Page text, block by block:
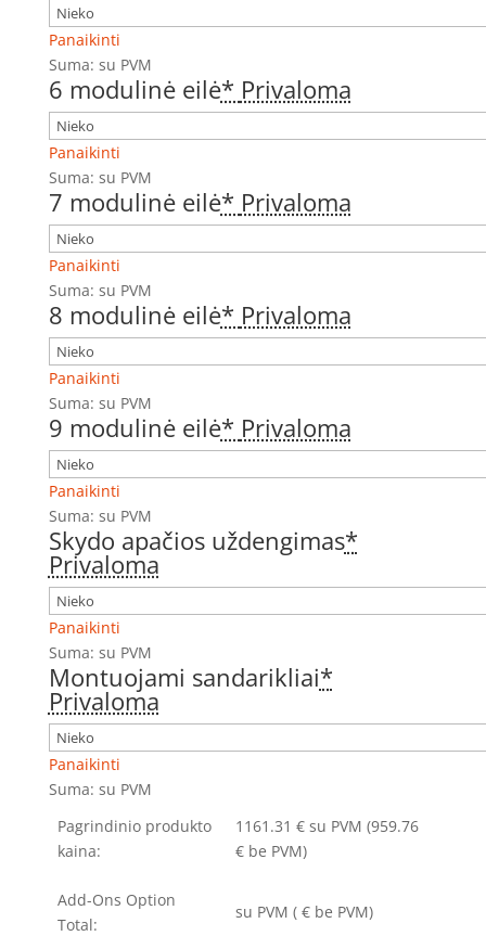
Panaikinti
Suma: su PVM
6 modulinė eilė* Privaloma
Panaikinti
Suma: su PVM
7 modulinė eilė* Privaloma
Panaikinti
Suma: su PVM
8 modulinė eilė* Privaloma
Panaikinti
Suma: su PVM
9 modulinė eilė* Privaloma
Panaikinti
Suma: su PVM
Skydo apačios uždengimas*
Privaloma
Panaikinti
Suma: su PVM
Montuojami sandarikliai*
Privaloma
Panaikinti
Suma: su PVM
Pagrindinio produkto
kaina:
1161.31 € su PVM (959.76
€ be PVM)
Add-Ons Option
Total:
su PVM ( € be PVM)